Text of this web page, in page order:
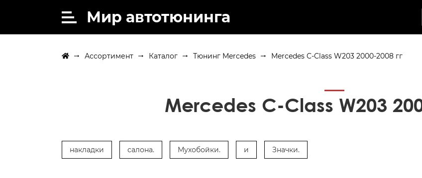
Мир автотюнинга
Ассортимент Каталог Тюнинг Mercedes Mercedes C-Class W203 2000-2008 гг
Mercedes C-Class W203
накладки салона. Мухобойки. и Значки.